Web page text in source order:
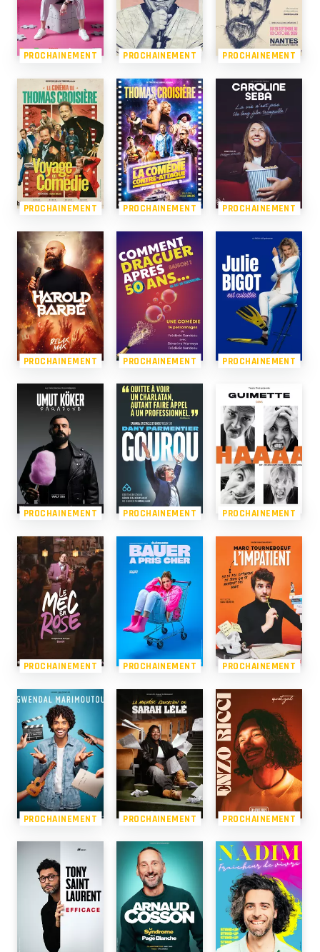
PROCHAINEMENT PROCHAINEMENT PROCHAINEMENT
PROCHAINEMENT PROCHAINEMENT PROCHAINEMENT
PROCHAINEMENT PROCHAINEMENT PROCHAINEMENT
PROCHAINEMENT PROCHAINEMENT PROCHAINEMENT
PROCHAINEMENT PROCHAINEMENT PROCHAINEMENT
PROCHAINEMENT PROCHAINEMENT PROCHAINEMENT